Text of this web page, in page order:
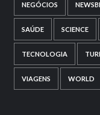
NEGÓCIOS
SAÚDE SCIENCE
TECNOLOGIA
VIAGENS WORLD